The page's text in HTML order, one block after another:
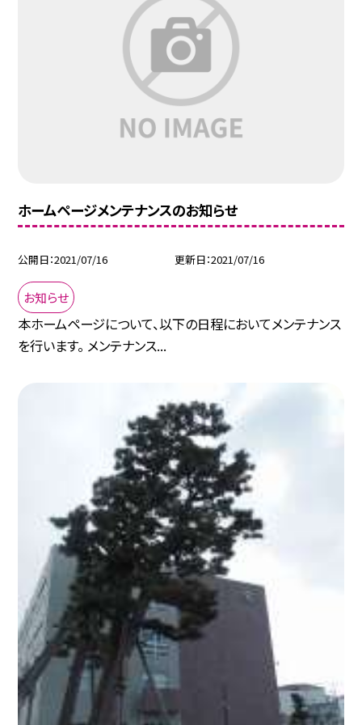
ホームページメンテナンスのお知らせ
公開日 2021/07/16 更新日 2021/07/16
お知らせ
本ホームページについて、以下の日程においてメンテナンス
を行います。 メンテナンス...